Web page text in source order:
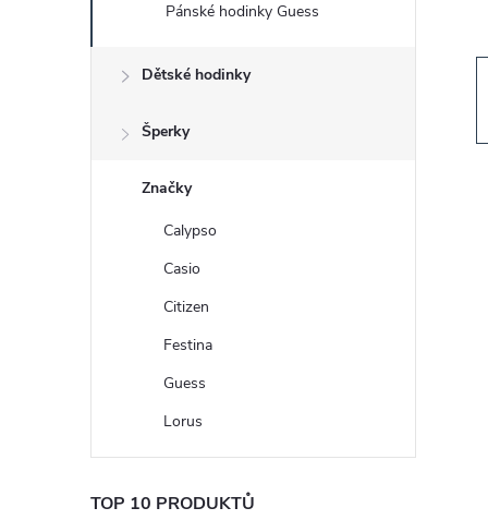
n
Pánské hodinky Guess
Dětské hodinky
Šperky
Značky
Calypso
Casio
Citizen
Festina
Guess
Lorus
TOP 10 PRODUKTŮ